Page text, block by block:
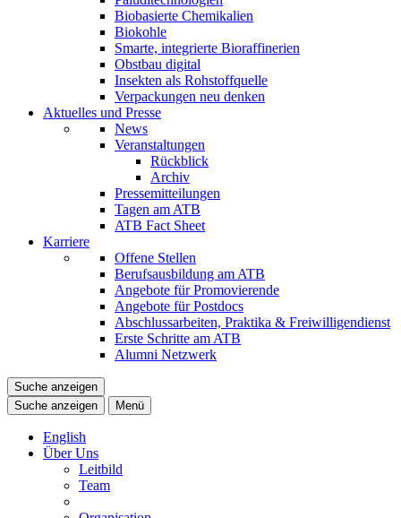
Biobasierte Chemikalien
Biokohle
Smarte, integrierte Bioraffinerien
Obstbau digital
Insekten als Rohstoffquelle
Verpackungen neu denken
Aktuelles und Presse
News
Veranstaltungen
Rückblick
Archiv
Pressemitteilungen
Tagen am ATB
ATB Fact Sheet
Karriere
Offene Stellen
Berufsausbildung am ATB
Angebote für Promovierende
Angebote für Postdocs
Abschlussarbeiten, Praktika & Freiwilligendienst
Erste Schritte am ATB
Alumni Netzwerk
Suche anzeigen
Suche anzeigen
Menü
English
Über Uns
Leitbild
Team